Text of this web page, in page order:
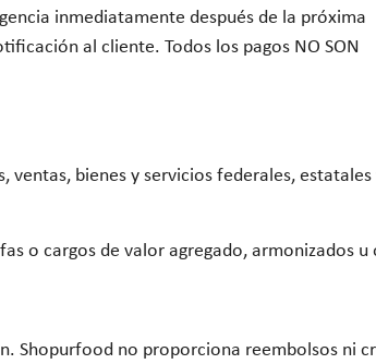
inmediatamente después de la próxima
al cliente. Todos los pagos NO SON
bienes y servicios federales,
o cargos de valor agregado, armonizados u
Shopurfood no proporciona reembolsos ni